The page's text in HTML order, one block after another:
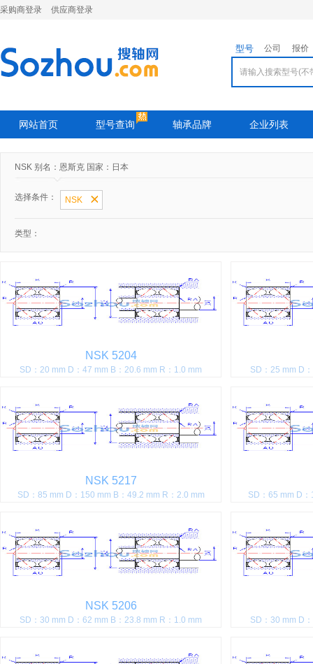
采购商登录 供应商登录
型号 公司 报价
网站首页 型号查询 轴承品牌 企业列表
NSK 别名：恩斯克 国家：日本
选择条件： NSK
类型：
NSK 5204
SD：20 mm D：47 mm B：20.6 mm R：1.0 mm SD：25 mm D
NSK 5217
SD：85 mm D：150 mm B：49.2 mm R：2.0 mm SD：65 mm D
NSK 5206
SD：30 mm D：62 mm B：23.8 mm R：1.0 mm SD：30 mm D